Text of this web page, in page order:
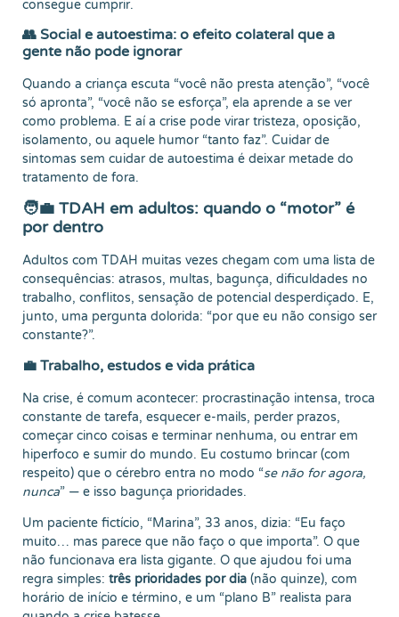
consegue cumprir.
👥 Social e autoestima: o efeito colateral que a
gente não pode ignorar
Quando a criança escuta “você não presta atenção”, “você
só apronta”, “você não se esforça”, ela aprende a se ver
como problema. E aí a crise pode virar tristeza, oposição,
isolamento, ou aquele humor “tanto faz”. Cuidar de
sintomas sem cuidar de autoestima é deixar metade do
tratamento de fora.
🧑‍💼 TDAH em adultos: quando o “motor” é
por dentro
Adultos com TDAH muitas vezes chegam com uma lista de
consequências: atrasos, multas, bagunça, dificuldades no
trabalho, conflitos, sensação de potencial desperdiçado. E,
junto, uma pergunta dolorida: “por que eu não consigo ser
constante?”.
💼 Trabalho, estudos e vida prática
Na crise, é comum acontecer: procrastinação intensa, troca
constante de tarefa, esquecer e-mails, perder prazos,
começar cinco coisas e terminar nenhuma, ou entrar em
hiperfoco e sumir do mundo. Eu costumo brincar (com
respeito) que o cérebro entra no modo “se não for agora,
nunca” — e isso bagunça prioridades.
Um paciente fictício, “Marina”, 33 anos, dizia: “Eu faço
muito… mas parece que não faço o que importa”. O que
não funcionava era lista gigante. O que ajudou foi uma
regra simples: três prioridades por dia (não quinze), com
horário de início e término, e um “plano B” realista para